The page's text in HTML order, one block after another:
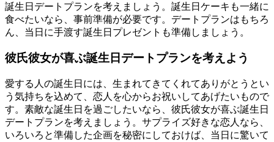
誕生日デートプランを考えましょう。誕生日ケーキも一緒に
食べたいなら、事前準備が必要です。デートプランはもちろ
ん、当日に手渡す誕生日プレゼントも準備しましょう。
彼氏彼女が喜ぶ誕生日デートプランを考えよう
愛する人の誕生日には、生まれてきてくれてありがとうとい
う気持ちを込めて、恋人を心からお祝いしてあげたいもので
す。素敵な誕生日を過ごしたいなら、彼氏彼女が喜ぶ誕生日
デートプランを考えましょう。サプライズ好きな恋人なら、
いろいろと準備した企画を秘密にしておけば、当日に驚いて